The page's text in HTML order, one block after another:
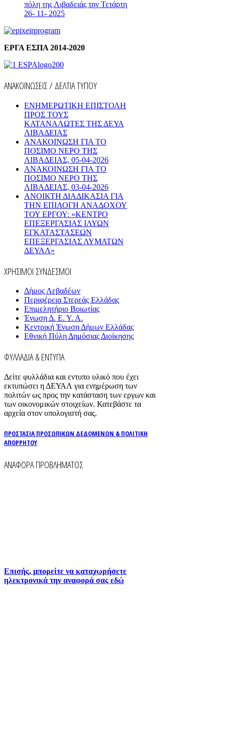
πόλη της Λιβαδειάς την Τετάρτη
26- 11- 2025
ΕΡΓΑ ΕΣΠΑ 2014-2020
ΑΝΑΚΟΙΝΩΣΕΙΣ / ΔΕΛΤΙΑ ΤΥΠΟΥ
ΕΝΗΜΕΡΩΤΙΚΗ ΕΠΙΣΤΟΛΗ
ΠΡΟΣ ΤΟΥΣ
ΚΑΤΑΝΑΛΩΤΕΣ ΤΗΣ ΔΕΥΑ
ΛΙΒΑΔΕΙΑΣ
ΑΝΑΚΟΙΝΩΣΗ ΓΙΑ ΤΟ
ΠΟΣΙΜΟ ΝΕΡΟ ΤΗΣ
ΛΙΒΑΔΕΙΑΣ, 05-04-2026
ΑΝΑΚΟΙΝΩΣΗ ΓΙΑ ΤΟ
ΠΟΣΙΜΟ ΝΕΡΟ ΤΗΣ
ΛΙΒΑΔΕΙΑΣ, 03-04-2026
AΝΟΙΚΤΗ ΔΙΑΔΙΚΑΣΙΑ ΓΙΑ
ΤΗΝ ΕΠΙΛΟΓΗ ΑΝΑΔΟΧΟΥ
ΤΟΥ ΕΡΓΟΥ: «ΚΕΝΤΡΟ
ΕΠΕΞΕΡΓΑΣΙΑΣ ΙΛΥΩΝ
ΕΓΚΑΤΑΣΤΑΣΕΩΝ
ΕΠΕΞΕΡΓΑΣΙΑΣ ΛΥΜΑΤΩΝ
ΔΕΥΑΛ»
ΧΡΗΣΙΜΟΙ ΣΥΝΔΕΣΜΟΙ
Δήμος Λεβαδέων
Περιφέρεια Στερεάς Ελλάδας
Επιμελητήριο Βοιωτίας
Ένωση Δ. Ε. Υ. Α.
Κεντρική Ένωση Δήμων Ελλάδας
Εθνική Πύλη Δημόσιας Διοίκησης
ΦΥΛΛΑΔΙΑ & ΕΝΤΥΠΑ
Δείτε φυλλάδια και εντυπο υλικό που έχει
εκτυπώσει η ΔΕΥΑΛ για ενημέρωση των
πολιτών ως προς την κατάσταση των εργων και
των οικονομικών στοιχείων. Κατεβάστε τα
αρχεία στον υπολογιστή σας.
ΠΡΟΣΤΑΣΙΑ ΠΡΟΣΩΠΙΚΩΝ ΔΕΔΟΜΕΝΩΝ & ΠΟΛΙΤΙΚΗ
ΑΠΟΡΡΗΤΟΥ
ΑΝΑΦΟΡΑ ΠΡΟΒΛΗΜΑΤΟΣ
Επισής, μπορείτε να καταχωρήσετε
ηλεκτρονικά την αναφορά σας εδώ